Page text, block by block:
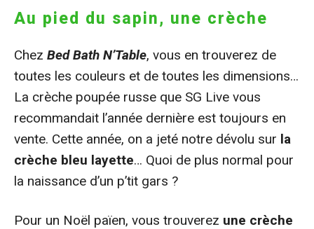
Au pied du sapin, une crèche
Chez Bed Bath N’Table, vous en trouverez de
toutes les couleurs et de toutes les dimensions…
La crèche poupée russe que SG Live vous
recommandait l’année dernière est toujours en
vente. Cette année, on a jeté notre dévolu sur la
crèche bleu layette… Quoi de plus normal pour
la naissance d’un p’tit gars ?
Pour un Noël païen, vous trouverez une crèche